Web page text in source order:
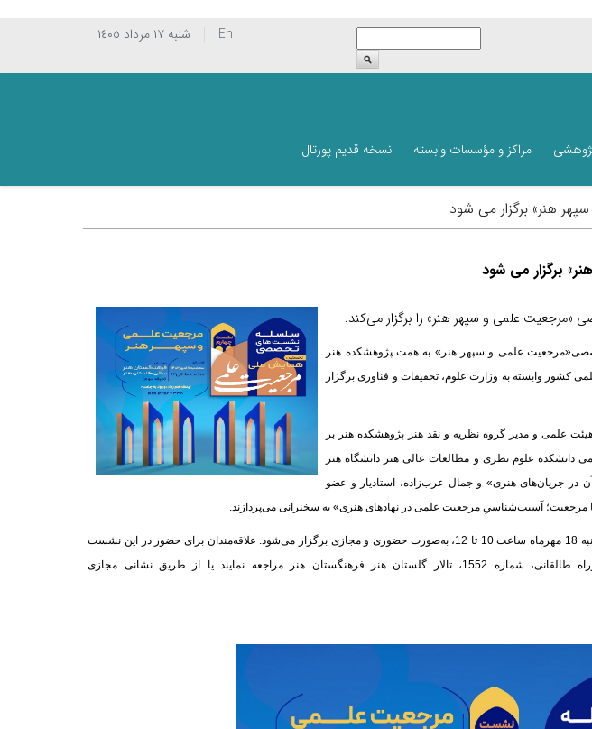
شنبه ١٧ مرداد ١٤٠٥
En
مراکز و مؤسسات وابسته نسخه قدیم پورتال
هنر» برگزار می شود
برگزار می شود
علمی و سپهر هنر» را برگزار می‌کند.
علمی و سپهر هنر» به همت پژوهشکده هنر
کشور وابسته به وزارت علوم، تحقیقات و فناوری برگزار
علمی و مدیر گروه نظریه و نقد هنر پژوهشکده هنر بر
دانشکده علوم نظری و مطالعات عالی هنر دانشگاه هنر
در جریان‌های هنری» و جمال عرب‌زاده، استادیار و عضو
آسیب‌شناسیِ مرجعیت علمی در نهادهای هنری» به سخنرانی می‌پردازند.
نشست تخصصی «مرجعیت علمی و سپهر هنر»، سه‌شنبه 18 مهرماه ساعت 10 تا 12، به‌صورت حضوری و مجازی برگزار می‌شود. علاقه‌مندان برای حضور در این نشست
مراجعه نمایند یا از طریق نشانی مجازی